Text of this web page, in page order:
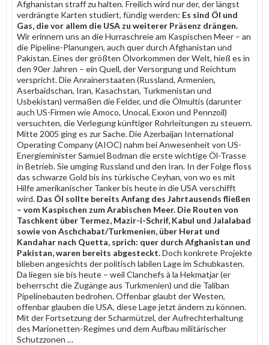
Afghanistan straff zu halten. Freilich wird nur der, der längst
verdrängte Karten studiert, fündig werden: Es sind Öl und
Gas, die vor allem die USA zu weiterer Präsenz drängen.
Wir erinnern uns an die Hurraschreie am Kaspischen Meer – an
die Pipeline-Planungen, auch quer durch Afghanistan und
Pakistan. Eines der größten Ölvorkommen der Welt, hieß es in
den 90er Jahren – ein Quell, der Versorgung und Reichtum
verspricht. Die Anrainerstaaten (Russland, Armenien,
Aserbaidschan, Iran, Kasachstan, Turkmenistan und
Usbekistan) vermaßen die Felder, und die Ölmultis (darunter
auch US-Firmen wie Amoco, Unocal, Exxon und Pennzoil)
versuchten, die Verlegung künftiger Rohrleitungen zu steuern.
Mitte 2005 ging es zur Sache. Die Azerbaijan International
Operating Company (AIOC) nahm bei Anwesenheit von US-
Energieminister Samuel Bodman die erste wichtige Öl-Trasse
in Betrieb. Sie umging Russland und den Iran. In der Folge floss
das schwarze Gold bis ins türkische Ceyhan, von wo es mit
Hilfe amerikanischer Tanker bis heute in die USA verschifft
wird. Das Öl sollte bereits Anfang des Jahrtausends fließen
– vom Kaspischen zum Arabischen Meer. Die Routen von
Taschkent über Termez, Mazir-i-Schrif, Kabul und Jalalabad
sowie von Aschchabat/Turkmenien, über Herat und
Kandahar nach Quetta, sprich: quer durch Afghanistan und
Pakistan, waren bereits abgesteckt.Doch konkrete Projekte
blieben angesichts der politisch labilen Lage im Schubkasten.
Da liegen sie bis heute – weil Clanchefs à la Hekmatjar (er
beherrscht die Zugänge aus Turkmenien) und die Taliban
Pipelinebauten bedrohen. Offenbar glaubt der Westen,
offenbar glauben die USA, diese Lage jetzt ändern zu können.
Mit der Fortsetzung der Scharmützel, der Aufrechterhaltung
des Marionetten-Regimes und dem Aufbau militärischer
Schutzzonen …